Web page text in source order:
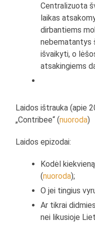
Centralizuota
laikas
dirbantiems
nebematantys
išvaikyti, o
atsakingiems
Laidos ištrauka (apie
„Contribee“ (nuoroda)
Laidos epizodai:
Kodėl
(nuoroda);
O jei tingius
Ar tikrai
nei likusioje